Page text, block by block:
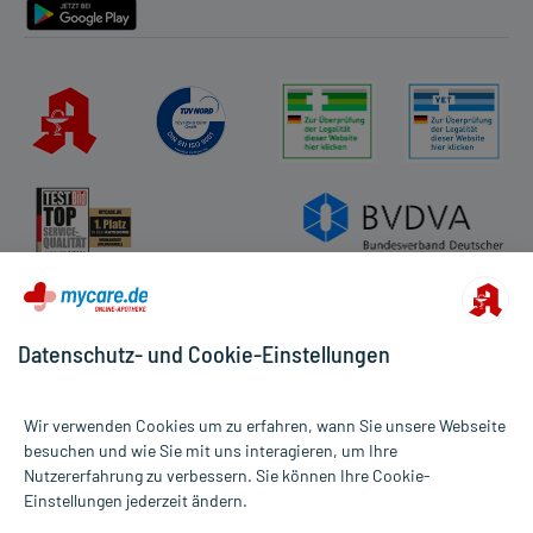
Alle Preise gelten inkl. MwSt., ggf. zzgl. Versandkosten
Informationen auf dieser Website werden ausschließlich für
Datenschutz- und Cookie-Einstellungen
Wir verwenden Cookies um zu erfahren, wann Sie unsere Webseite
besuchen und wie Sie mit uns interagieren, um Ihre
Nutzererfahrung zu verbessern. Sie können Ihre Cookie-
Einstellungen jederzeit ändern.